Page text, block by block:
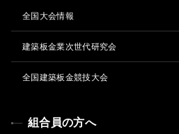
全国大会情報
建築板金業次世代研究会
全国建築板金競技大会
組合員の方へ